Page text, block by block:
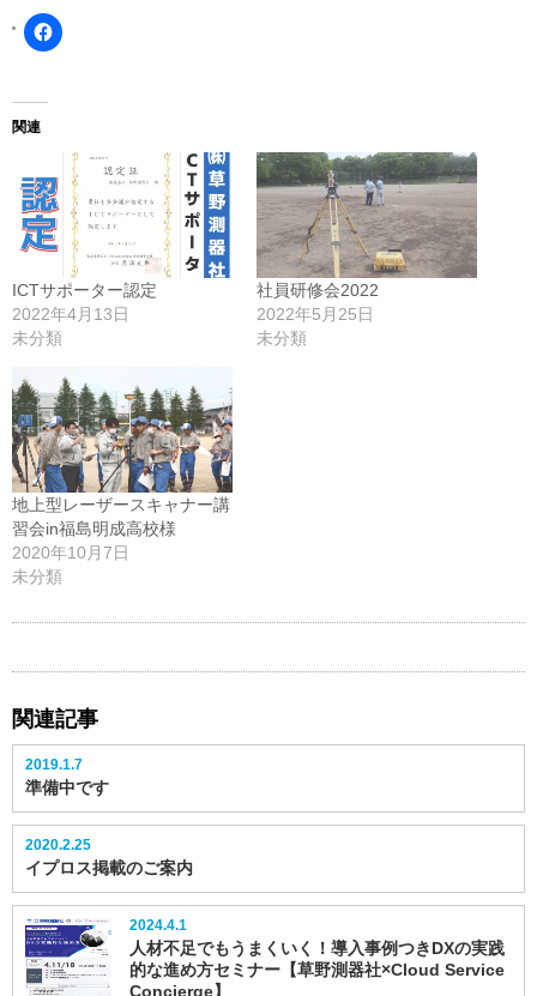
Facebook
で
ッ
ク
し
て
く
さ
い
(新
し
い
ィ
ン
ド
ウ
で
開
き
ま
す)
関連
ICTサポーター認定
2022年4月13日
未分類
社員研修会2022
2022年5月25日
未分類
地上型レーザースキャナー講
習会in福島明成高校様
2020年10月7日
未分類
関連記事
2019.1.7
準備中です
2020.2.25
イプロス掲載のご案内
2024.4.1
人材不足でもうまくいく！導入事例つきDXの実践
的な進め方セミナー【草野測器社×Cloud Service
Concierge】